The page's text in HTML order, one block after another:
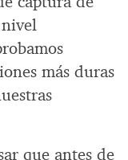
más duras
que antes de